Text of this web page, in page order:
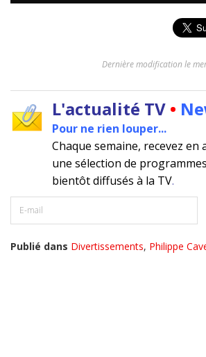
Dernière modification le
L'actualité TV •
Pour ne rien louper...
Chaque semaine, recevez
une sélection de
bientôt diffusés à la TV.
Publié dans Divertissements, Philippe